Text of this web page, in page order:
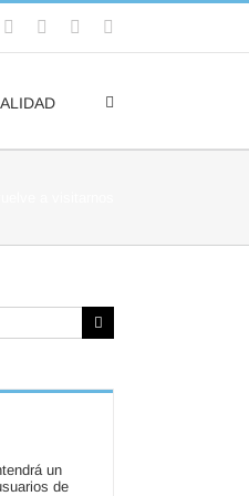
Rss YouTube
un
de